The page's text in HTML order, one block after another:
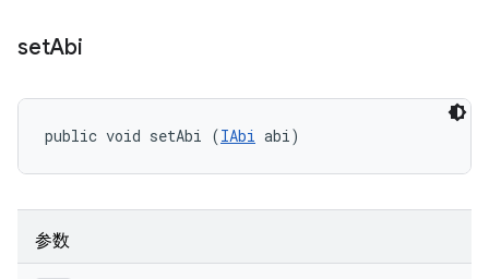
setAbi
public void setAbi (IAbi abi)
参数